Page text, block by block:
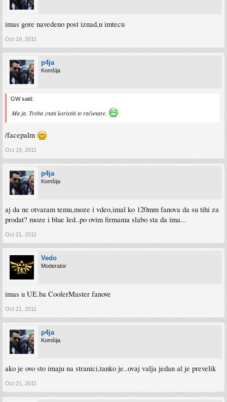
imas gore navedeno post iznad,u imtecu
Oct 19, 2011
p4ja
Komšija
GW said:
Ma ja. Treba znati koristiti te računare.
/facepalm
Oct 19, 2011
p4ja
Komšija
aj da ne otvaram temu,moze i vdeo,imal ko 120mm fanova da su tihi za
prodat? moze i blue led..po ovim firmama slabo sta da ima...
Oct 21, 2011
Vedo
Moderator
imas u UE.ba CoolerMaster fanove
Oct 21, 2011
p4ja
Komšija
ako je ovo sto imaju na stranici,tanko je..ovaj valja jedan al je prevelik
Oct 21, 2011